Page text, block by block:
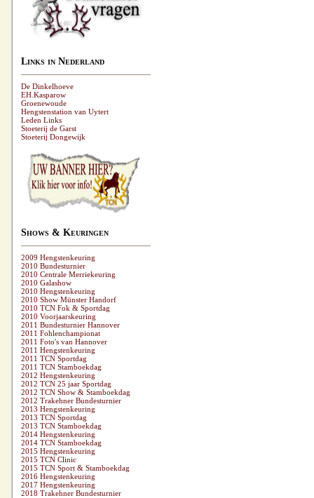
Links in Nederland
De Dinkelhoeve
EH.Kasparow
Groenewoude
Hengstenstation van Uytert
Leden Links
Stoeterij de Garst
Stoeterij Dongewijk
Shows & Keuringen
2009 Hengstenkeuring
2010 Bundesturnier
2010 Centrale Merriekeuring
2010 Galashow
2010 Hengstenkeuring
2010 Show Münster Handorf
2010 TCN Fok & Sportdag
2010 Voorjaarskeuring
2011 Bundesturnier Hannover
2011 Fohlenchampionat
2011 Foto's van Hannover
2011 Hengstenkeuring
2011 TCN Sportdag
2011 TCN Stamboekdag
2012 Hengstenkeuring
2012 TCN 25 jaar Sportdag
2012 TCN Show & Stamboekdag
2012 Trakehner Bundesturnier
2013 Hengstenkeuring
2013 TCN Sportdag
2013 TCN Stamboekdag
2014 Hengstenkeuring
2014 TCN Stamboekdag
2015 Hengstenkeuring
2015 TCN Clinic
2015 TCN Sport & Stamboekdag
2016 Hengstenkeuring
2017 Hengstenkeuring
2018 Trakehner Bundesturnier